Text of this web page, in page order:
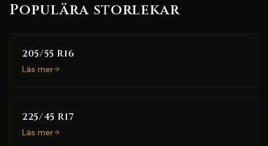
Populära storlekar
205/55 R16
Läs mer
225/45 R17
Läs mer